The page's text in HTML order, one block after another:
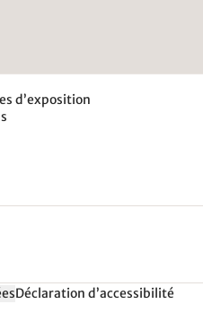
d’exposition
Déclaration d’accessibilité